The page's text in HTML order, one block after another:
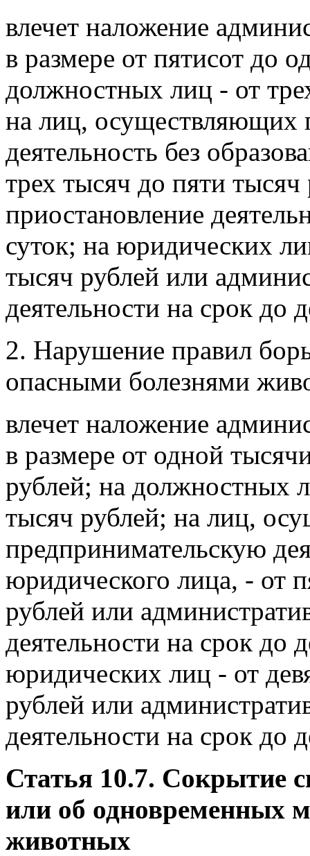
влечет наложение
в размере от пятисот до
должностных лиц - от
на лиц, осуществляющих
деятельность без
трех тысяч до пяти
приостановление
суток; на юридических
тысяч рублей или
деятельности на срок до
2. Нарушение правил
опасными болезнями
влечет наложение
в размере от одной
рублей; на должностных
тысяч рублей; на лиц,
предпринимательскую
юридического лица, - от
рублей или
деятельности на срок до
юридических лиц - от
рублей или
деятельности на срок до
Статья 10.7. Сокрытие
или об одновременных
животных